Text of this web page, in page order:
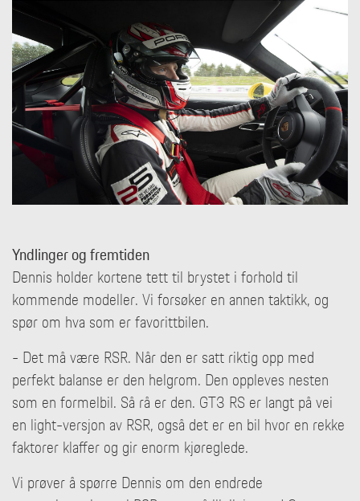
Yndlinger og fremtiden
Dennis holder kortene tett til brystet i forhold til
kommende modeller. Vi forsøker en annen taktikk, og
spør om hva som er favorittbilen.
- Det må være RSR. Når den er satt riktig opp med
perfekt balanse er den helgrom. Den oppleves nesten
som en formelbil. Så rå er den. GT3 RS er langt på vei
en light-versjon av RSR, også det er en bil hvor en rekke
faktorer klaffer og gir enorm kjøreglede.
Vi prøver å spørre Dennis om den endrede